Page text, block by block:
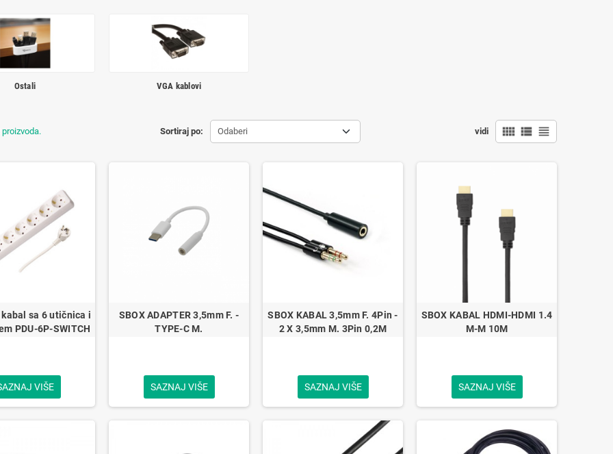
Ostali VGA kablovi
Sortiraj po: Odaberi vidi view_comfy view_list view_headline
sa 6 utičnica i
PDU-6P-SWITCH
VIŠE
SBOX ADAPTER 3,5mm F. -
TYPE-C M.
SAZNAJ VIŠE
SBOX KABAL 3,5mm F. 4Pin -
2 X 3,5mm M. 3Pin 0,2M
SAZNAJ VIŠE
SBOX KABAL HDMI-HDMI 1.4
M-M 10M
SAZNAJ VIŠE